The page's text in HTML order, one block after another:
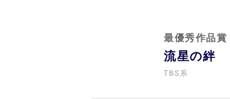
最優秀作品賞
流星の絆
TBS系